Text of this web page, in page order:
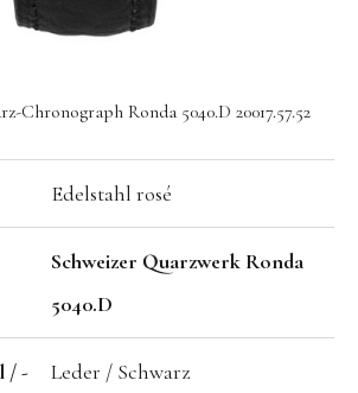
Preis anzubieten.
Chronograph Ronda 5040.D 20017.57.52
Edelstahl rosé
Schweizer Quarzwerk Ronda
5040.D
/ -
Leder / Schwarz